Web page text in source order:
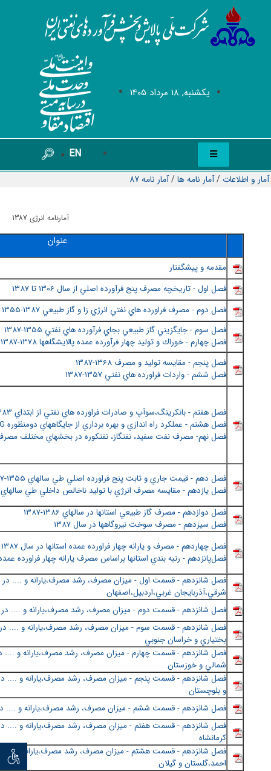
يکشنبه, 18 مرداد 1405
EN
توان
آمار و اطلاعات /آمار نامه ها/آمار نامه 87
آمارنامه انرژی 1387
عنوان
مقدمه و پيشگفتار
فصل اول - تاريخچه مصرف پنج فرآورده اصلي از سال 1306 تا 1387
فصل دوم - مصرف فراورده هاي نفتي انرژي زا و گاز طبيعي 1387-1355
فصل سوم - جايگزيني گاز طبيعي بجاي فرآورده هاي نفتي 1355-1387
فصل چهارم - خوراك و توليد چهار فرآورده عمده پالايشگاهها 1378-1387
فصل پنجم - مقايسه توليد و مصرف 1368-1387
فصل ششم - واردات فراورده هاي نفتي 1357-1387
فصل هفتم - بانكرينگ،سوآپ و صادرات فراورده هاي نفتي از ابتداي 1383 تا 1387
فصل هشتم - عملكرد راه اندازي و بهره برداري از جايگاههاي دومنظوره CNG تا پايان سال 1387
فصل نهم- مصرف نفت سفيد، نفتگاز، نفتكوره در بخشهاي مختلف مصرف
فصل دهم - قيمت جاري و ثابت پنج فراورده اصلي طي سالهاي 1355-1387
فصل يازدهم - مقايسه مصرف انرژي با توليد ناخالص داخلي طي سالهاي 1351-
فصل دوازدهم - مصرف گاز طبيعي استانها در سالهاي 1386-1387
فصل سيزدهم - مصرف سوخت نيروگاهها در سال 1387
فصل چهاردهم - مصرف و يارانه چهار فراورده عمده استانها در سال 1387
فصل‌پانزدهم - رتبه بندي استانها براساس مصرف يارانه چهار فراورده
فصل شانزدهم - قسمت اول - ميزان مصرف، رشد مصرف،يارانه و .... در
شرقي،آذربايجان غربي،اردبيل،اصفهان
فصل شانزدهم - قسمت دوم - ميزان مصرف، رشد مصرف،يارانه و .... در
فصل شانزدهم - قسمت سوم - ميزان مصرف، رشد مصرف،يارانه و .... در
بختياري و خراسان جنوبي
فصل شانزدهم - قسمت چهارم - ميزان مصرف، رشد مصرف،يارانه و ....
شمالي و خوزستان
فصل شانزدهم - قسمت پنجم - ميزان مصرف، رشد مصرف،يارانه و ....
و بلوچستان
فصل شانزدهم - قسمت ششم - ميزان مصرف، رشد مصرف،يارانه و .... در
فصل شانزدهم - قسمت هفتم - ميزان مصرف، رشد مصرف،يارانه و .... در
كرمانشاه
فصل شانزدهم - قسمت هشتم - ميزان مصرف، رشد مصرف،يارانه و .... در
احمد،گلستان و گيلان